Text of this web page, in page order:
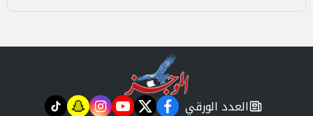
العدد الورقي